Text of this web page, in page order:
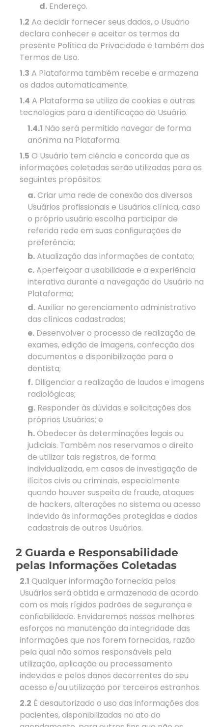
d. Endereço.
1.2 Ao decidir fornecer seus dados, o Usuário
declara conhecer e aceitar os termos da
presente Política de Privacidade e também dos
Termos de Uso.
1.3 A Plataforma também recebe e armazena
os dados automaticamente.
1.4 A Plataforma se utiliza de cookies e outras
tecnologias para a identificação do Usuário.
1.4.1 Não será permitido navegar de forma
anônima na Plataforma.
1.5 O Usuário tem ciência e concorda que as
informações coletadas serão utilizadas para os
seguintes propósitos:
a.Criar uma rede de conexão dos diversos
Usuários profissionais e Usuários clínica, caso
o próprio usuário escolha participar de
referida rede em suas configurações de
preferência;
b.Atualização das informações de contato;
c.Aperfeiçoar a usabilidade e a experiência
interativa durante a navegação do Usuário na
Plataforma;
d.Auxiliar no gerenciamento administrativo
das clínicas cadastradas;
e. Desenvolver o processo de realização de
exames, edição de imagens, confecção dos
documentos e disponibilização para o
dentista;
f. Diligenciar a realização de laudos e imagens
radiológicas;
g. Responder às dúvidas e solicitações dos
próprios Usuários; e
h.Obedecer às determinações legais ou
judiciais. Também nos reservamos o direito
de utilizar tais registros, de forma
individualizada, em casos de investigação de
ilícitos civis ou criminais, especialmente
quando houver suspeita de fraude, ataques
de hackers, alterações no sistema ou acesso
indevido às informações protegidas e dados
cadastrais de outros Usuários.
2 Guarda e Responsabilidade
pelas Informações Coletadas
2.1 Qualquer informação fornecida pelos
Usuários será obtida e armazenada de acordo
com os mais rígidos padrões de segurança e
confiabilidade. Envidaremos nossos melhores
esforços na manutenção da integridade das
informações que nos forem fornecidas, razão
pela qual não somos responsáveis pela
utilização, aplicação ou processamento
indevidos e pelos danos decorrentes do seu
acesso e/ou utilização por terceiros estranhos.
2.2 É desautorizado o uso das informações dos
pacientes, disponibilizadas no ato do